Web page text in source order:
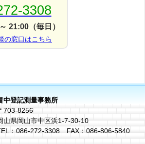
3308
21:00（毎日）
の窓口はこちら
中登記測量事務所
703-8256
山県岡山市中区浜1-7-30-10
：086-272-3308 FAX：086-806-5840